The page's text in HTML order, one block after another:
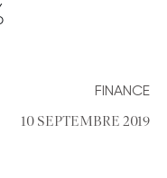
FINANCE
10 SEPTEMBRE 2019